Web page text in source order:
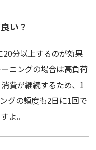
い？
分以上するのが効果
ニングの場合は高負荷
費が継続するため、1
グの頻度も2日に1回で
よ。